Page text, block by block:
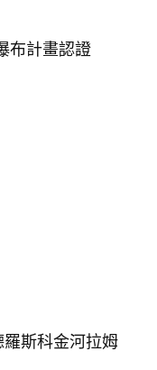
布計畫認證
斯科金河拉姆